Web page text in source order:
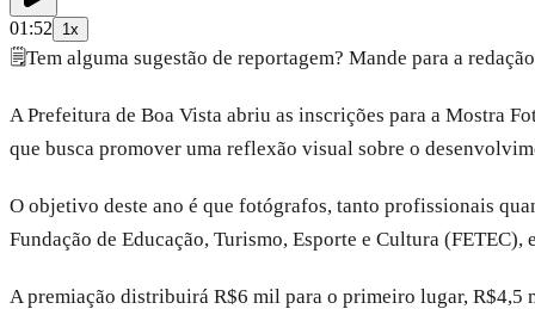
01:52 1x
🗒️Tem alguma sugestão de reportagem? Mande para a redação
A Prefeitura de Boa Vista abriu as inscrições para a Mostra
que busca promover uma reflexão visual sobre o
O objetivo deste ano é que fotógrafos, tanto profissionais
Fundação de Educação, Turismo, Esporte e Cultura
A premiação distribuirá R$6 mil para o primeiro lugar, R$4,5